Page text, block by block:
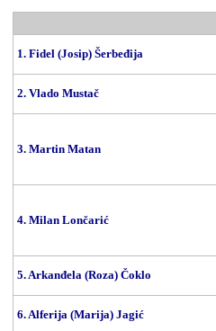
1. Fidel (Josip) Šerbeđija
2. Vlado Mustač
3. Martin Matan
4. Milan Lončarić
5. Arkanđela (Roza) Čoklo
6. Alferija (Marija) Jagić